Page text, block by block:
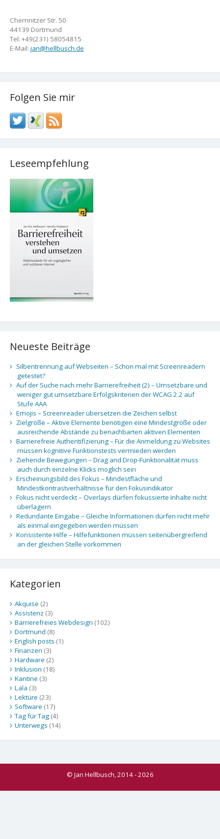
Chemnitzer Str. 50
44139 Dortmund
Tel: +49(231) 58054815
E-Mail: jan@hellbusch.de
Folgen Sie mir
Leseempfehlung
Neueste Beiträge
Silbentrennung auf Webseiten – Schon mal mit Screenreadern
getestet?
Auf der Suche nach mehr Barrierefreiheit (2) – Umsetzbare und
weniger gut umsetzbare Erfolgskriterien der WCAG 2.2 auf
Stufe AAA
Emojis – Screenreader übersetzen die Zeichen selbst
Zielgröße – Aktive Elemente benötigen eine Mindestgröße oder
ausreichende Abstände zu benachbarten aktiven Elementen
Barrierefreie Authentifizierung – Für die Anmeldung zu Websites
müssen kognitive Funktionstests vermieden werden
Ziehende Bewegungen – Drag and Drop-Funktionalität muss
auch durch einzelne Klicks möglich sein
Erscheinungsbild des Fokus – Mindestfläche und
Mindestkontrastverhältnisse für den Fokusindikator
Fokus nicht verdeckt – Overlays dürfen fokussierte Inhalte nicht
überlagern
Redundante Eingabe – Gleiche Informationen dürfen nicht mehr
als einmal eingegeben werden müssen
Konsistente Hilfe – Hilfefunktionen müssen seitenübergreifend
an der gleichen Stelle vorkommen
Kategorien
Akquise (2)
Assistenz (3)
Barrierefreies Webdesign (102)
Dortmund (8)
English posts (1)
Finanzen (3)
Hardware (2)
Inklusion (18)
Kantine (3)
Lala (3)
Lektüre (23)
Software (17)
Tag für Tag(4)
Unterwegs (14)
© Jan Hellbusch, 2014 - 2026